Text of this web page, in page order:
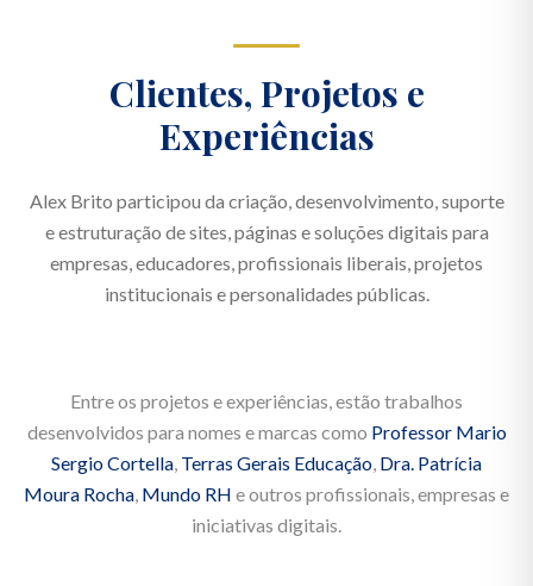
Clientes, Projetos e
Experiências
Alex Brito participou da criação, desenvolvimento, suporte
e estruturação de sites, páginas e soluções digitais para
empresas, educadores, profissionais liberais, projetos
institucionais e personalidades públicas.
Entre os projetos e experiências, estão trabalhos
desenvolvidos para nomes e marcas como Professor Mario
Sergio Cortella, Terras Gerais Educação, Dra. Patrícia
Moura Rocha, Mundo RH e outros profissionais, empresas e
iniciativas digitais.